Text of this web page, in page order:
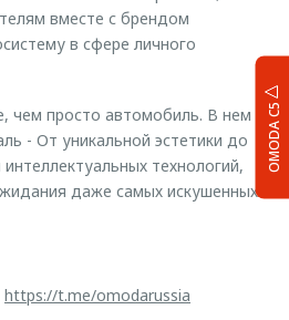
OMODA C5
вместе с брендом
в сфере личного
чем просто автомобиль. В нем
- От уникальной эстетики до
технологий,
даже самых искушенных
https://t.me/omodarussia